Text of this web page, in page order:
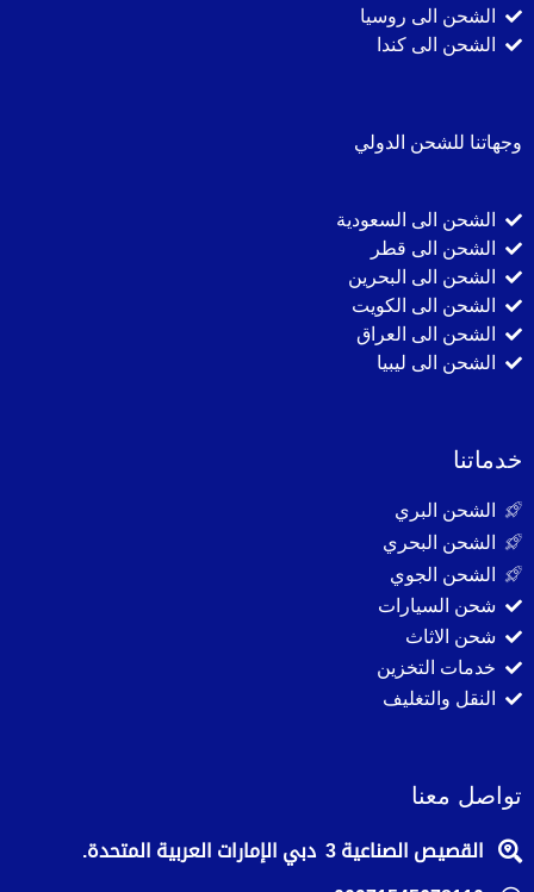
الشحن الى روسيا
الشحن الى كندا
وجهاتنا للشحن الدولي
الشحن الى السعودية
الشحن الى قطر
الشحن الى البحرين
الشحن الى الكويت
الشحن الى العراق
الشحن الى ليبيا
خدماتنا
الشحن البري
الشحن البحري
الشحن الجوي
شحن السيارات
شحن الاثاث
خدمات التخزين
النقل والتغليف
تواصل معنا
القصيص الصناعية 3 دبي الإمارات العربية المتحدة.